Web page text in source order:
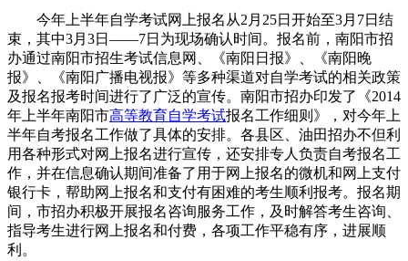
今年上半年自学考试网上报名从2月25日开始至3月7日结
束，其中3月3日——7日为现场确认时间。报名前，南阳市招
办通过南阳市招生考试信息网、《南阳日报》、《南阳晚
报》、《南阳广播电视报》等多种渠道对自学考试的相关政策
及报名报考时间进行了广泛的宣传。南阳市招办印发了《2014
年上半年南阳市高等教育自学考试报名工作细则》，对今年上
半年自考报名工作做了具体的安排。各县区、油田招办不但利
用各种形式对网上报名进行宣传，还安排专人负责自考报名工
作，并在信息确认期间准备了用于网上报名的微机和网上支付
银行卡，帮助网上报名和支付有困难的考生顺利报考。报名期
间，市招办积极开展报名咨询服务工作，及时解答考生咨询、
指导考生进行网上报名和付费，各项工作平稳有序，进展顺
利。